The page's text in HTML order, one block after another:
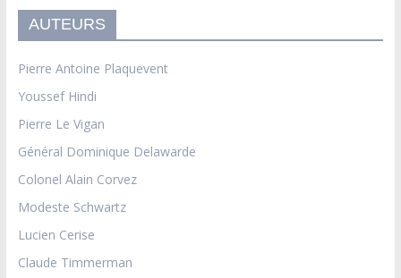
AUTEURS
Pierre Antoine Plaquevent
Youssef Hindi
Pierre Le Vigan
Général Dominique Delawarde
Colonel Alain Corvez
Modeste Schwartz
Lucien Cerise
Claude Timmerman